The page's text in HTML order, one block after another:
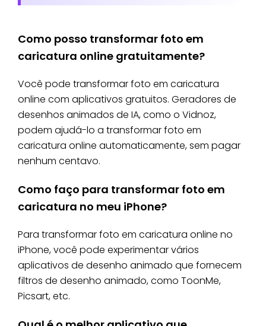
Como posso transformar foto em
caricatura online gratuitamente?
Você pode transformar foto em caricatura
online com aplicativos gratuitos. Geradores de
desenhos animados de IA, como o Vidnoz,
podem ajudá-lo a transformar foto em
caricatura online automaticamente, sem pagar
nenhum centavo.
Como faço para transformar foto em
caricatura no meu iPhone?
Para transformar foto em caricatura online no
iPhone, você pode experimentar vários
aplicativos de desenho animado que fornecem
filtros de desenho animado, como ToonMe,
Picsart, etc.